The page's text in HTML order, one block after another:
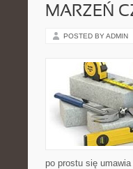
MARZEŃ
POSTED BY ADMIN
po prostu się